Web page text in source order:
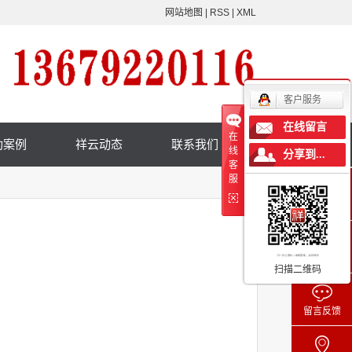
网站地图 RSS XML
例 祥云动态 联系我们
在线客服
咨询电话
留言反馈
在
线
客
服
客户服务
在线留言
分享到...
扫描二维码